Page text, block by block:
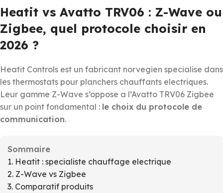
Heatit vs Avatto TRV06 : Z-Wave ou
Zigbee, quel protocole choisir en
2026 ?
Heatit Controls est un fabricant norvegien specialise dans
les thermostats pour planchers chauffants electriques.
Leur gamme Z-Wave s’oppose a l’Avatto TRV06 Zigbee
sur un point fondamental : le choix du protocole de
communication.
Sommaire
1. Heatit : specialiste chauffage electrique
2. Z-Wave vs Zigbee
3. Comparatif produits